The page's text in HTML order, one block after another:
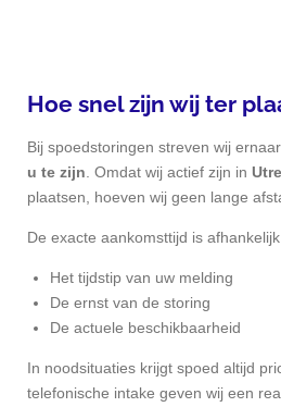
Hoe snel zijn wij ter
Bij spoedstoringen streven wij ernaar
u te zijn . Omdat wij actief zijn in
plaatsen, hoeven wij geen lange
De exacte aankomsttijd is
Het tijdstip van uw melding
De ernst van de storing
De actuele beschikbaarheid
In noodsituaties krijgt spoed altijd
telefonische intake geven wij een